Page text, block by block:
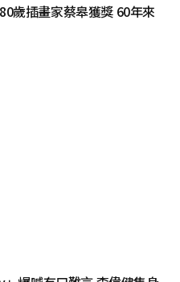
歲插畫家蔡皋獲獎 60年來